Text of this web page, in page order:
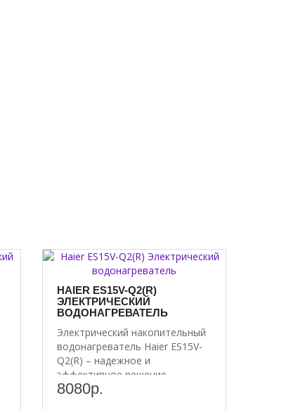
HAIER ES15V-Q2(R)
ЭЛЕКТРИЧЕСКИЙ
ВОДОНАГРЕВАТЕЛЬ
Электрический накопительный
водонагреватель Haier ES15V-
Q2(R) – надежное и
эффективное решение..
8080р.